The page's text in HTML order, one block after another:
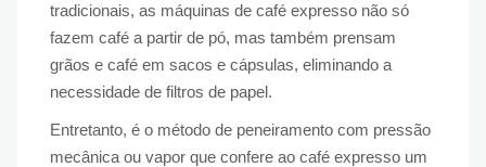
tradicionais, as máquinas de café expresso não só
fazem café a partir de pó, mas também prensam
grãos e café em sacos e cápsulas, eliminando a
necessidade de filtros de papel.
Entretanto, é o método de peneiramento com pressão
mecânica ou vapor que confere ao café expresso um